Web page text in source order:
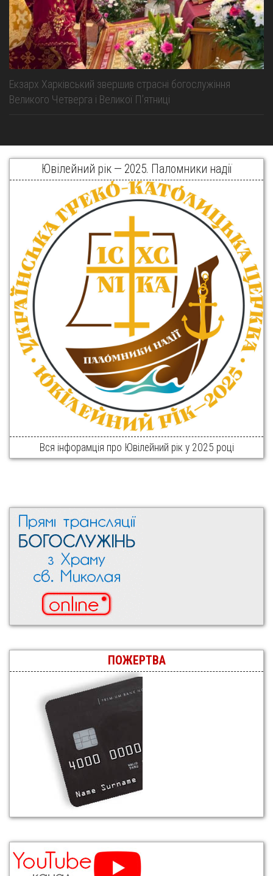
Екзарх Харківський звершив страсні богослужіння
Великого Четверга і Великої Пʼятниці
Ювілейний рік — 2025. Паломники надії
Вся інфорамція про Ювілейний рік у 2025 році
ПОЖЕРТВА